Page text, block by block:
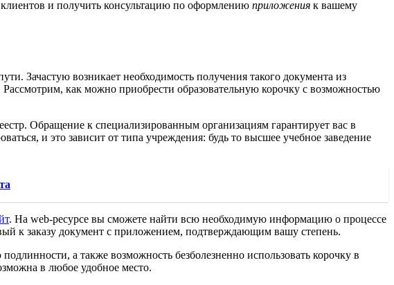
и получить консультацию по оформлению приложения к вашему
Зачастую возникает необходимость получения такого документа из
как можно приобрести образовательную корочку с возможностью
Обращение к специализированным организациям гарантирует вас в
и это зависит от типа учреждения: будь то высшее учебное заведение
. На web-ресурсе вы сможете найти всю необходимую информацию о процессе
к заказу документ с приложением, подтверждающим вашу степень.
а также возможность безболезненно использовать корочку в
в любое удобное место.